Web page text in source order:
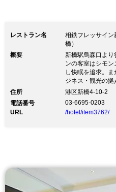
レストラン名
相鉄フレッサイ
橋）
概要
新橋駅烏森口より
ンの客室はシモ
し快眠を追求。
ジネス・観光の拠
住所
港区新橋4-10-2
電話番号
03-6695-0203
URL
/hotel/item3762/